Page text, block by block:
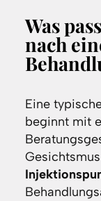
Was
nach
Eine
beginnt mit